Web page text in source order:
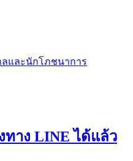
และนักโภชนาการ
าง LINE ได้แล้ว